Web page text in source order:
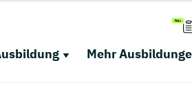
Mehr